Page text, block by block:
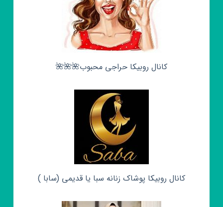
کانال روبیکا حراجی محبوب🌺🌺🌺
کانال روبیکا پوشاک زنانه سبا یا قدیمی (سابا )